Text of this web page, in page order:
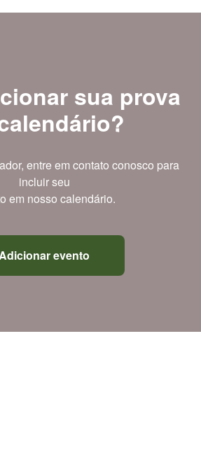
sua prova
entre em contato conosco para
incluir seu
em nosso calendário.
evento